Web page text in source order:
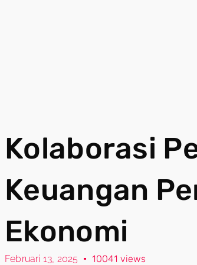
Kolaborasi
Keuangan
Ekonomi
Februari 13, 2025 10041 views